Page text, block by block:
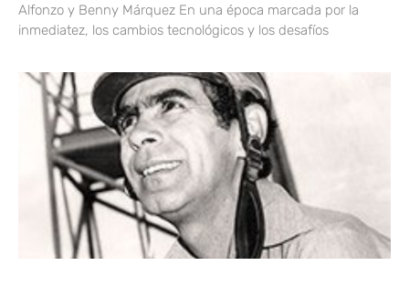
Alfonzo y Benny Márquez En una época marcada por la
inmediatez, los cambios tecnológicos y los desafíos